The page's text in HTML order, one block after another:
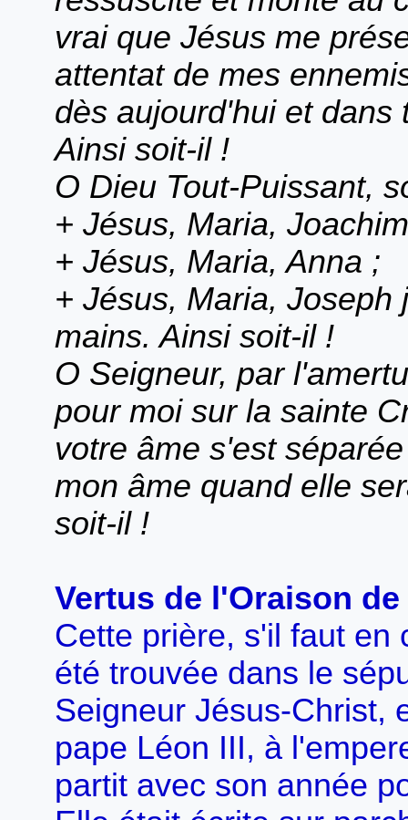
vrai que Jésus me
attentat de mes
dès aujourd'hui et dans
Ainsi soit-il !
O Dieu Tout-Puissant,
+ Jésus, Maria, Joachim
+ Jésus, Maria, Anna ;
+ Jésus, Maria,
mains. Ainsi soit-il !
O Seigneur, par
pour moi sur la sainte
votre âme s'est
mon âme quand elle
soit-il !
Vertus de l'Oraison
Cette prière, s'il faut en
été trouvée dans le
Seigneur Jésus-Christ,
pape Léon III, à
partit avec son année